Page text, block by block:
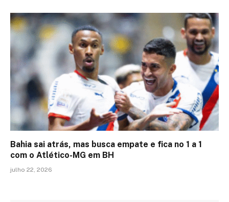
Bahia sai atrás, mas busca empate e fica no 1 a 1
com o Atlético-MG em BH
julho 22, 2026